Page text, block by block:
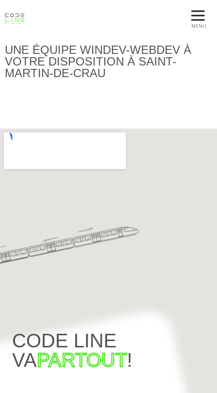
MENU
UNE ÉQUIPE WINDEV-WEBDEV À
VOTRE DISPOSITION À SAINT-
MARTIN-DE-CRAU
CODE LINE
VAPARTOUT!